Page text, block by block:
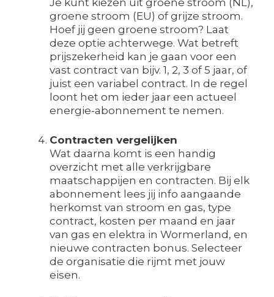
Je kunt kiezen uit groene stroom (NL),
groene stroom (EU) of grijze stroom.
Hoef jij geen groene stroom? Laat
deze optie achterwege. Wat betreft
prijszekerheid kan je gaan voor een
vast contract van bijv. 1, 2, 3 of 5 jaar, of
juist een variabel contract. In de regel
loont het om ieder jaar een actueel
energie-abonnement te nemen.
Contracten vergelijken
Wat daarna komt is een handig
overzicht met alle verkrijgbare
maatschappijen en contracten. Bij elk
abonnement lees jij info aangaande
herkomst van stroom en gas, type
contract, kosten per maand en jaar
van gas en elektra in Wormerland, en
nieuwe contracten bonus. Selecteer
de organisatie die rijmt met jouw
eisen.